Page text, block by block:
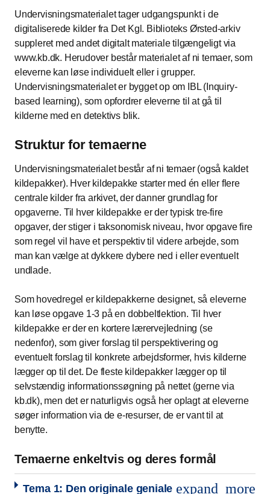
Undervisningsmaterialet tager udgangspunkt i de
digitaliserede kilder fra Det Kgl. Biblioteks Ørsted-arkiv
suppleret med andet digitalt materiale tilgængeligt via
www.kb.dk. Herudover består materialet af ni temaer, som
eleverne kan løse individuelt eller i grupper.
Undervisningsmaterialet er bygget op om IBL (Inquiry-
based learning), som opfordrer eleverne til at gå til
kilderne med en detektivs blik.
Struktur for temaerne
Undervisningsmaterialet består af ni temaer (også kaldet
kildepakker). Hver kildepakke starter med én eller flere
centrale kilder fra arkivet, der danner grundlag for
opgaverne. Til hver kildepakke er der typisk tre-fire
opgaver, der stiger i taksonomisk niveau, hvor opgave fire
som regel vil have et perspektiv til videre arbejde, som
man kan vælge at dykkere dybere ned i eller eventuelt
undlade.
Som hovedregel er kildepakkerne designet, så eleverne
kan løse opgave 1-3 på en dobbeltlektion. Til hver
kildepakke er der en kortere lærervejledning (se
nedenfor), som giver forslag til perspektivering og
eventuelt forslag til konkrete arbejdsformer, hvis kilderne
lægger op til det. De fleste kildepakker lægger op til
selvstændig informationssøgning på nettet (gerne via
kb.dk), men det er naturligvis også her oplagt at eleverne
søger information via de e-resurser, de er vant til at
benytte.
Temaerne enkeltvis og deres formål
Tema 1: Den originale geniale expand_more